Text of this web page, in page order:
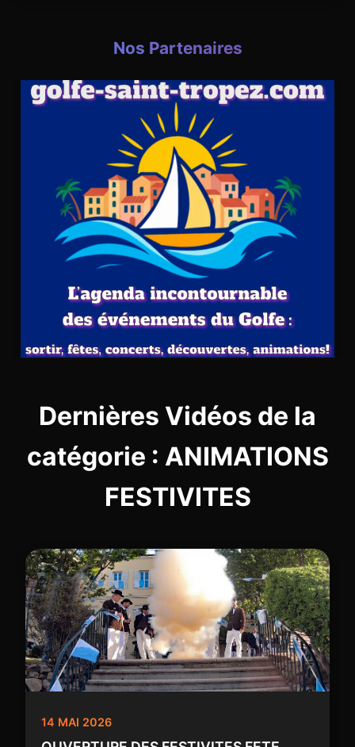
Nos Partenaires
Dernières Vidéos de la
catégorie : ANIMATIONS
FESTIVITES
14 MAI 2026